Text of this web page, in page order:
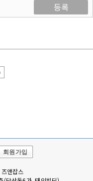
등록
회원가입
즈앤잡스